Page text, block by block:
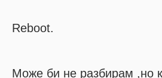
Reboot.
Може би не разбирам ,но